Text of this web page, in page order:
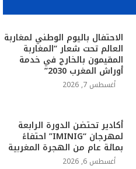
الاحتفال باليوم الوطني لمغاربة
العالم تحت شعار “المغاربة
المقيمون بالخارج في خدمة
أوراش المغرب 2030”
أغسطس 7, 2026
أكادير تحتضن الدورة الرابعة
لمهرجان “IMINIG” احتفاءً
بمائة عام من الهجرة المغربية
أغسطس 6, 2026